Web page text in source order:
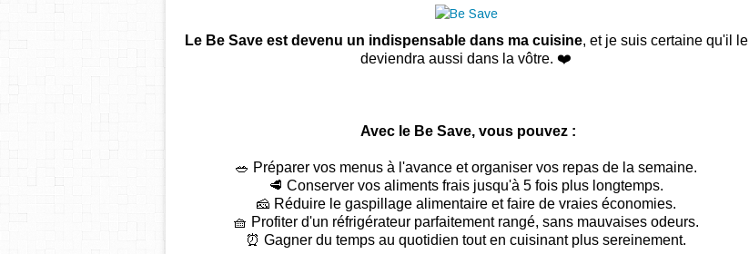
Le Be Save est devenu un indispensable dans ma cuisine, et je suis certaine qu'il le
deviendra aussi dans la vôtre. ❤️
Avec le Be Save, vous pouvez :
🥗 Préparer vos menus à l'avance et organiser vos repas de la semaine.
🥩 Conserver vos aliments frais jusqu'à 5 fois plus longtemps.
🧀 Réduire le gaspillage alimentaire et faire de vraies économies.
🧺 Profiter d'un réfrigérateur parfaitement rangé, sans mauvaises odeurs.
⏰ Gagner du temps au quotidien tout en cuisinant plus sereinement.